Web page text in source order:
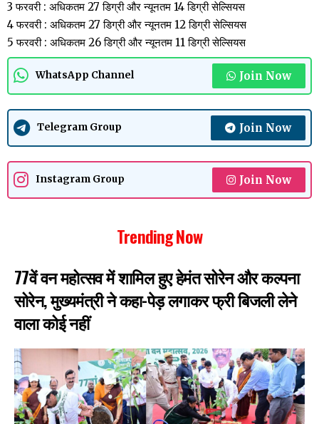
3 फरवरी : अधिकतम 27 डिग्री और न्यूनतम 14 डिग्री सेल्सियस
4 फरवरी : अधिकतम 27 डिग्री और न्यूनतम 12 डिग्री सेल्सियस
5 फरवरी : अधिकतम 26 डिग्री और न्यूनतम 11 डिग्री सेल्सियस
WhatsApp Channel Join Now
Telegram Group Join Now
Instagram Group Join Now
Trending Now
77वें वन महोत्सव में शामिल हुए हेमंत सोरेन और कल्पना
सोरेन, मुख्यमंत्री ने कहा-पेड़ लगाकर फ्री बिजली लेने
वाला कोई नहीं